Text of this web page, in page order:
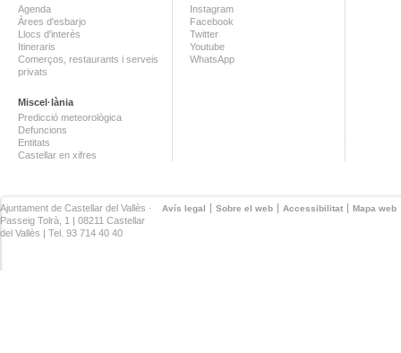
Agenda
Àrees d'esbarjo
Llocs d'interès
Itineraris
Comerços, restaurants i serveis
privats
Miscel·lània
Predicció meteorològica
Defuncions
Entitats
Castellar en xifres
Instagram
Facebook
Twitter
Youtube
WhatsApp
Avís legal Sobre el web Accessibilitat Mapa web
Ajuntament de Castellar del Vallès ·
Passeig Tolrà, 1 | 08211 Castellar
del Vallès | Tel. 93 714 40 40